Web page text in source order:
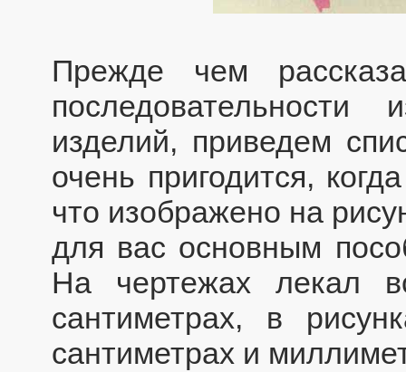
Прежде чем
последовательности
изделий, приведем
очень пригодится,
что изображено на
для вас основным
На чертежах лекал
сантиметрах, в
сантиметрах и